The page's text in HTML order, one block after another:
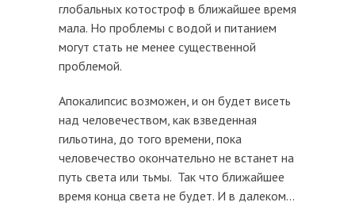
глобальных котостроф в ближайшее время
мала. Но проблемы с водой и питанием
могут стать не менее существенной
проблемой.
Апокалипсис возможен, и он будет висеть
над человечеством, как взведенная
гильотина, до того времени, пока
человечество окончательно не встанет на
путь света или тьмы. Так что ближайшее
время конца света не будет. И в далеком…